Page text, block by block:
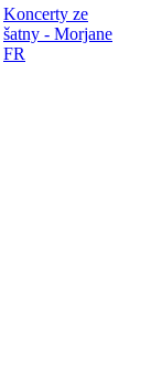
Koncerty ze
šatny - Morjane
FR